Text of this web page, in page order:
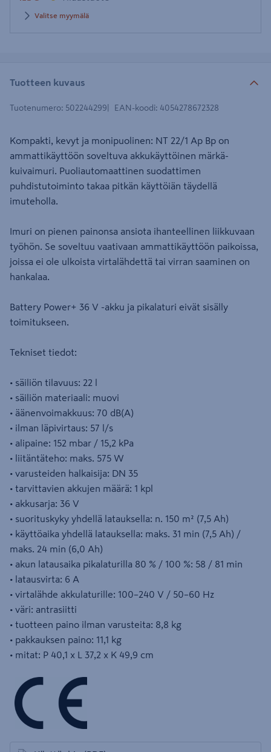
Valitse myymälä
Tuotteen kuvaus
Tuotenumero: 502244299 EAN-koodi: 4054278672328
Kompakti, kevyt ja monipuolinen: NT 22/1 Ap Bp on
ammattikäyttöön soveltuva akkukäyttöinen märkä-
kuivaimuri. Puoliautomaattinen suodattimen
puhdistutoiminto takaa pitkän käyttöiän täydellä
imuteholla.
Imuri on pienen painonsa ansiota ihanteellinen liikkuvaan
työhön. Se soveltuu vaativaan ammattikäyttöön paikoissa,
joissa ei ole ulkoista virtalähdettä tai virran saaminen on
hankalaa.
Battery Power+ 36 V -akku ja pikalaturi eivät sisälly
toimitukseen.
Tekniset tiedot:
• säiliön tilavuus: 22 l
• säiliön materiaali: muovi
• äänenvoimakkuus: 70 dB(A)
• ilman läpivirtaus: 57 l/s
• alipaine: 152 mbar / 15,2 kPa
• liitäntäteho: maks. 575 W
• varusteiden halkaisija: DN 35
• tarvittavien akkujen määrä: 1 kpl
• akkusarja: 36 V
• suorituskyky yhdellä latauksella: n. 150 m² (7,5 Ah)
• käyttöaika yhdellä latauksella: maks. 31 min (7,5 Ah) /
maks. 24 min (6,0 Ah)
• akun latausaika pikalaturilla 80 % / 100 %: 58 / 81 min
• latausvirta: 6 A
• virtalähde akkulaturille: 100–240 V / 50–60 Hz
• väri: antrasiitti
• tuotteen paino ilman varusteita: 8,8 kg
• pakkauksen paino: 11,1 kg
• mitat: P 40,1 x L 37,2 x K 49,9 cm